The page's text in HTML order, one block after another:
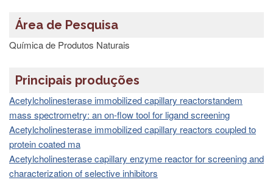
Reitoria
PG
de
graduação
Defesas
Diplomas
Disponíveis
Editais
Área de Pesquisa
Química de Produtos Naturais
Principais produções
Acetylcholinesterase immobilized capillary reactorstandem
mass spectrometry: an on-flow tool for ligand screening
Acetylcholinesterase immobilized capillary reactors coupled to
protein coated ma
Acetylcholinesterase capillary enzyme reactor for screening and
characterization of selective inhibitors